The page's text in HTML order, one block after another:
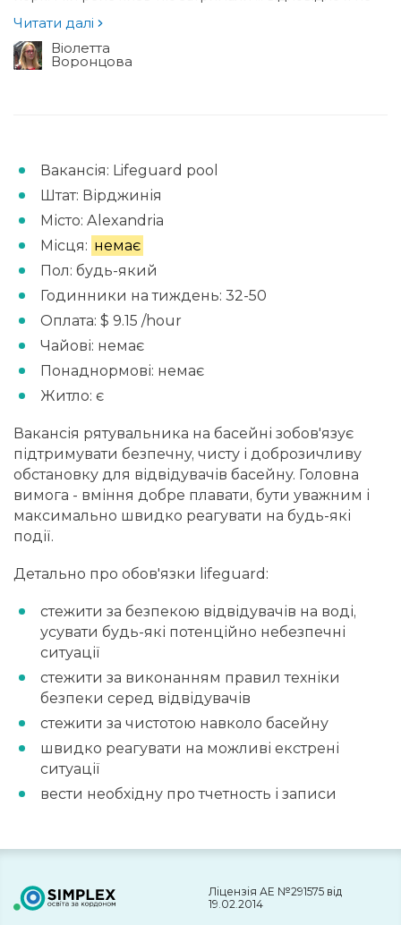
Читати далі
Віолетта
Воронцова
Вакансія: Lifeguard pool
Штат: Вірджинія
Місто: Alexandria
Місця: немає
Пол: будь-який
Годинники на тиждень: 32-50
Оплата: $ 9.15 /hour
Чайові: немає
Понаднормові: немає
Житло: є
Вакансія рятувальника на басейні зобов'язує
підтримувати безпечну, чисту і доброзичливу
обстановку для відвідувачів басейну. Головна
вимога - вміння добре плавати, бути уважним і
максимально швидко реагувати на будь-які
події.
Детально про обов'язки lifeguard:
стежити за безпекою відвідувачів на воді,
усувати будь-які потенційно небезпечні
ситуації
стежити за виконанням правил техніки
безпеки серед відвідувачів
стежити за чистотою навколо басейну
швидко реагувати на можливі екстрені
ситуації
вести необхідну про тчетность і записи
Ліцензія АЕ №291575 від
19.02.2014